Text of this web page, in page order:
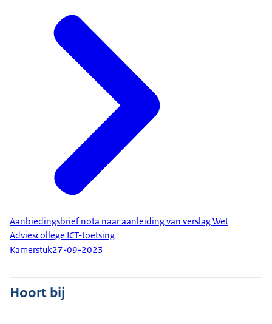
Aanbiedingsbrief nota naar aanleiding van verslag Wet
Adviescollege ICT-toetsing
Kamerstuk27-09-2023
Hoort bij